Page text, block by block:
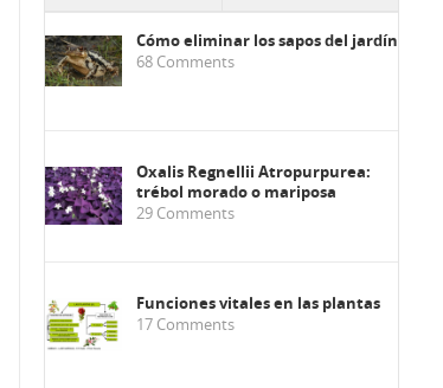
Cómo eliminar los sapos del jardín
68 Comments
Oxalis Regnellii Atropurpurea:
trébol morado o mariposa
29 Comments
Funciones vitales en las plantas
17 Comments